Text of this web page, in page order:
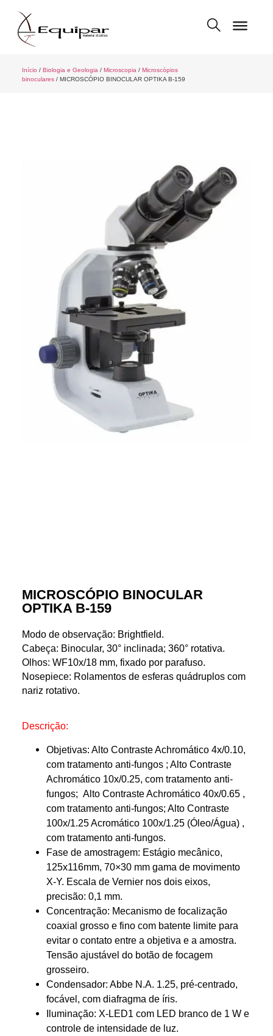
Início / Biologia e Geologia / Microscopia / Microscópios
binoculares/ MICROSCÓPIO BINOCULAR OPTIKA B-159
MICROSCÓPIO BINOCULAR
OPTIKA B-159
Modo de observação: Brightfield.
Cabeça: Binocular, 30° inclinada; 360° rotativa.
Olhos: WF10x/18 mm, fixado por parafuso.
Nosepiece: Rolamentos de esferas quádruplos com
nariz rotativo.
Descrição:
Objetivas: Alto Contraste Achromático 4x/0.10,
com tratamento anti-fungos ; Alto Contraste
Achromático 10x/0.25, com tratamento anti-
fungos; Alto Contraste Achromático 40x/0.65 ,
com tratamento anti-fungos; Alto Contraste
100x/1.25 Acromático 100x/1.25 (Óleo/Água) ,
com tratamento anti-fungos.
Fase de amostragem: Estágio mecânico,
125x116mm, 70×30 mm gama de movimento
X-Y. Escala de Vernier nos dois eixos,
precisão: 0,1 mm.
Concentração: Mecanismo de focalização
coaxial grosso e fino com batente limite para
evitar o contato entre a objetiva e a amostra.
Tensão ajustável do botão de focagem
grosseiro.
Condensador: Abbe N.A. 1.25, pré-centrado,
focável, com diafragma de íris.
Iluminação: X-LED1 com LED branco de 1 W e
controle de intensidade de luz.